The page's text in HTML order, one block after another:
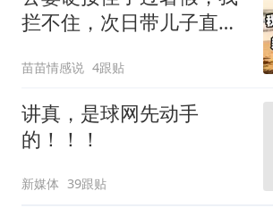
拦不住，次日带儿子直飞
苗苗情感说 4跟贴
讲真，是球网先动手
的！！！
新媒体 39跟贴